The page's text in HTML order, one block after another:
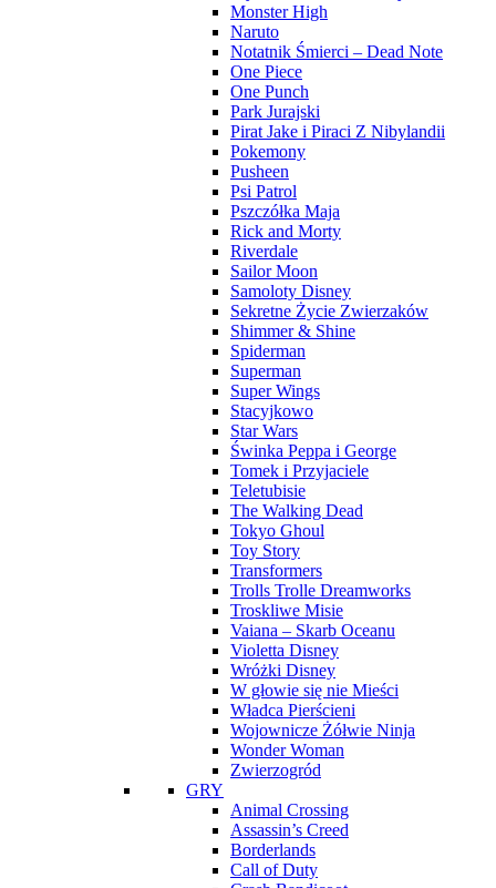
Monster High
Naruto
Notatnik Śmierci – Dead Note
One Piece
One Punch
Park Jurajski
Pirat Jake i Piraci Z Nibylandii
Pokemony
Pusheen
Psi Patrol
Pszczółka Maja
Rick and Morty
Riverdale
Sailor Moon
Samoloty Disney
Sekretne Życie Zwierzaków
Shimmer & Shine
Spiderman
Superman
Super Wings
Stacyjkowo
Star Wars
Świnka Peppa i George
Tomek i Przyjaciele
Teletubisie
The Walking Dead
Tokyo Ghoul
Toy Story
Transformers
Trolls Trolle Dreamworks
Troskliwe Misie
Vaiana – Skarb Oceanu
Violetta Disney
Wróżki Disney
W głowie się nie Mieści
Władca Pierścieni
Wojownicze Żółwie Ninja
Wonder Woman
Zwierzogród
GRY
Animal Crossing
Assassin’s Creed
Borderlands
Call of Duty